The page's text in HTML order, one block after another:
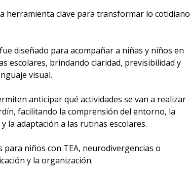
herramienta clave para transformar lo cotidiano
diseñado para acompañar a niñas y niños en
escolares, brindando claridad, previsibilidad y
visual.
anticipar qué actividades se van a realizar
facilitando la comprensión del entorno, la
la adaptación a las rutinas escolares.
para niños con TEA, neurodivergencias o
y la organización.